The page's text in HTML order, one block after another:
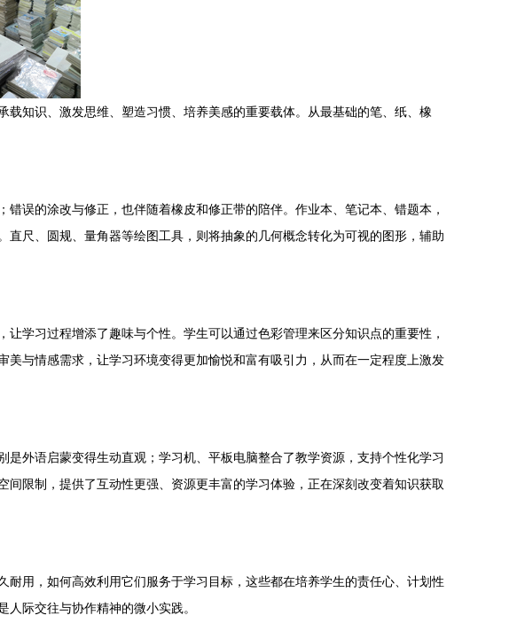
知识、激发思维、塑造习惯、培养美感的重要载体。从最基础的笔、纸、橡
误的涂改与修正，也伴随着橡皮和修正带的陪伴。作业本、笔记本、错题本，
尺、圆规、量角器等绘图工具，则将抽象的几何概念转化为可视的图形，辅助
学习过程增添了趣味与个性。学生可以通过色彩管理来区分知识点的重要性，
与情感需求，让学习环境变得更加愉悦和富有吸引力，从而在一定程度上激发
外语启蒙变得生动直观；学习机、平板电脑整合了教学资源，支持个性化学习
限制，提供了互动性更强、资源更丰富的学习体验，正在深刻改变着知识获取
用，如何高效利用它们服务于学习目标，这些都在培养学生的责任心、计划性
际交往与协作精神的微小实践。